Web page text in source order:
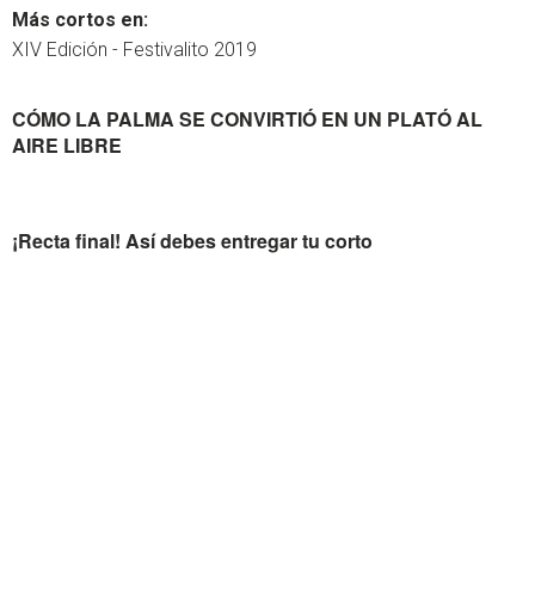
Más cortos en:
XIV Edición - Festivalito 2019
CÓMO LA PALMA SE CONVIRTIÓ EN UN PLATÓ AL
AIRE LIBRE
¡Recta final! Así debes entregar tu corto